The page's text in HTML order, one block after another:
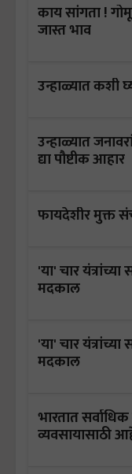
काय सांगता !
जास्त भाव
उन्हाळ्यात
द्या पौष्टीक आहार
फायदेशीर मुक्त
'या' चार
मदकाल
'या' चार
मदकाल
भारतात सर्वाधिक